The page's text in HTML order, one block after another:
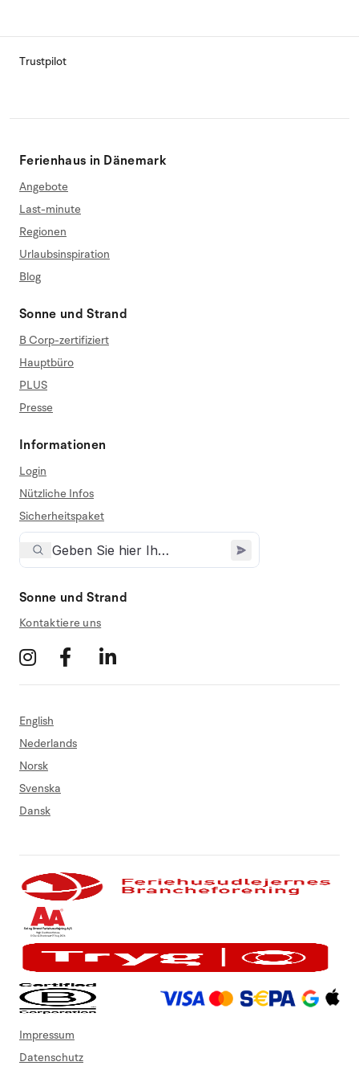
Trustpilot
Ferienhaus in Dänemark
Angebote
Last-minute
Regionen
Urlaubsinspiration
Blog
Sonne und Strand
B Corp-zertifiziert
Hauptbüro
PLUS
Presse
Informationen
Login
Nützliche Infos
Sicherheitspaket
Sonne und Strand
Kontaktiere uns
English
Nederlands
Norsk
Svenska
Dansk
Impressum
Datenschutz